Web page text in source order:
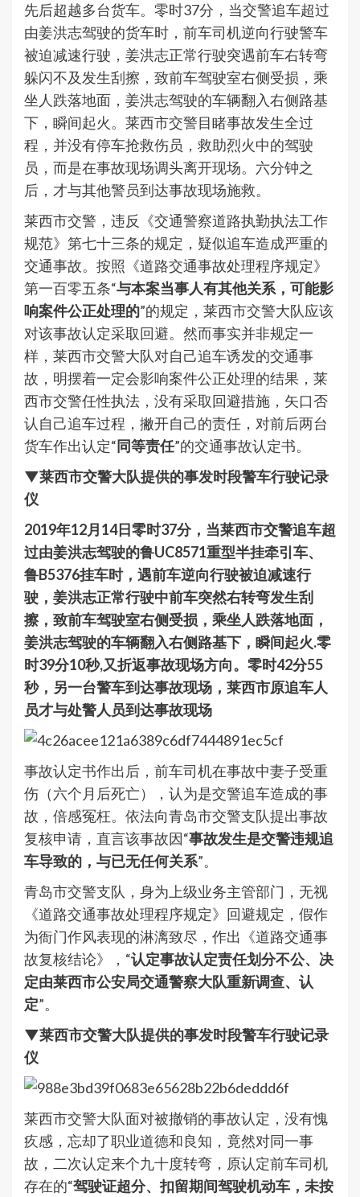
先后超越多台货车。零时37分，当交警追车超过
由姜洪志驾驶的货车时，前车司机逆向行驶警车
被迫减速行驶，姜洪志正常行驶突遇前车右转弯
躲闪不及发生刮擦，致前车驾驶室右侧受损，乘
坐人跌落地面，姜洪志驾驶的车辆翻入右侧路基
下，瞬间起火。莱西市交警目睹事故发生全过
程，并没有停车抢救伤员，救助烈火中的驾驶
员，而是在事故现场调头离开现场。六分钟之
后，才与其他警员到达事故现场施救。
莱西市交警，违反《交通警察道路执勤执法工作
规范》第七十三条的规定，疑似追车造成严重的
交通事故。按照《道路交通事故处理程序规定》
第一百零五条“与本案当事人有其他关系，可能影
响案件公正处理的”的规定，莱西市交警大队应该
对该事故认定采取回避。然而事实并非规定一
样，莱西市交警大队对自己追车诱发的交通事
故，明摆着一定会影响案件公正处理的结果，莱
西市交警任性执法，没有采取回避措施，矢口否
认自己追车过程，撇开自己的责任，对前后两台
货车作出认定“同等责任”的交通事故认定书。
▼莱西市交警大队提供的事发时段警车行驶记录
仪
2019年12月14日零时37分，当莱西市交警追车超
过由姜洪志驾驶的鲁UC8571重型半挂牵引车、
鲁B5376挂车时，遇前车逆向行驶被迫减速行
驶，姜洪志正常行驶中前车突然右转弯发生刮
擦，致前车驾驶室右侧受损，乘坐人跌落地面，
姜洪志驾驶的车辆翻入右侧路基下，瞬间起火.零
时39分10秒,又折返事故现场方向。零时42分55
秒，另一台警车到达事故现场，莱西市原追车人
员才与处警人员到达事故现场
事故认定书作出后，前车司机在事故中妻子受重
伤（六个月后死亡），认为是交警追车造成的事
故，倍感冤枉。依法向青岛市交警支队提出事故
复核申请，直言该事故因“事故发生是交警违规追
车导致的，与已无任何关系”。
青岛市交警支队，身为上级业务主管部门，无视
《道路交通事故处理程序规定》回避规定，假作
为衙门作风表现的淋漓致尽，作出《道路交通事
故复核结论》，“认定事故认定责任划分不公、决
定由莱西市公安局交通警察大队重新调查、认
定”。
▼莱西市交警大队提供的事发时段警车行驶记录
仪
莱西市交警大队面对被撤销的事故认定，没有愧
疚感，忘却了职业道德和良知，竟然对同一事
故，二次认定来个九十度转弯，原认定前车司机
存在的“驾驶证超分、扣留期间驾驶机动车，未按